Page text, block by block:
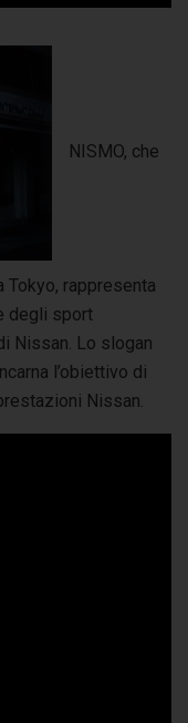
NISMO, che
Tokyo, rappresenta
degli sport
Nissan. Lo slogan
l’obiettivo di
Nissan.